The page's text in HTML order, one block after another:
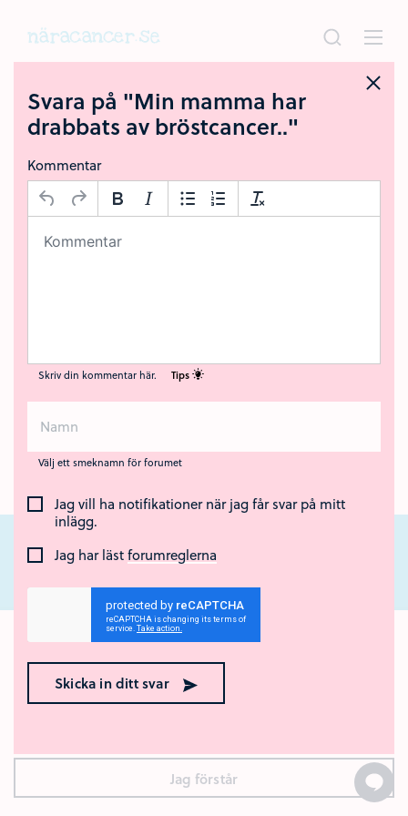
Svara på "Min mamma har
drabbats av bröstcancer.."
Kommentar
Skriv din kommentar här. Tips
Välj ett smeknamn för forumet
Jag vill ha notifikationer när jag får svar på mitt
inlägg.
Jag har lästforumreglerna
Skicka in ditt svar
Ok med kakor? 🍪
Den här webbplatsen använder kakor (cookies). Genom att
surfa vidare godkänner du att vi använder kakor.
Jag förstår
Nära Cancer är ett nationellt webbstöd för unga som står nära någon som
har cancer eller som har dött av sjukdomen. Webbstödet drivs av Region
Örebro län och Regionalt cancercentrum Uppsala- Örebro.